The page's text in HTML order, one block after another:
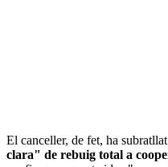
El canceller, de fet, ha
clara" de rebuig total a